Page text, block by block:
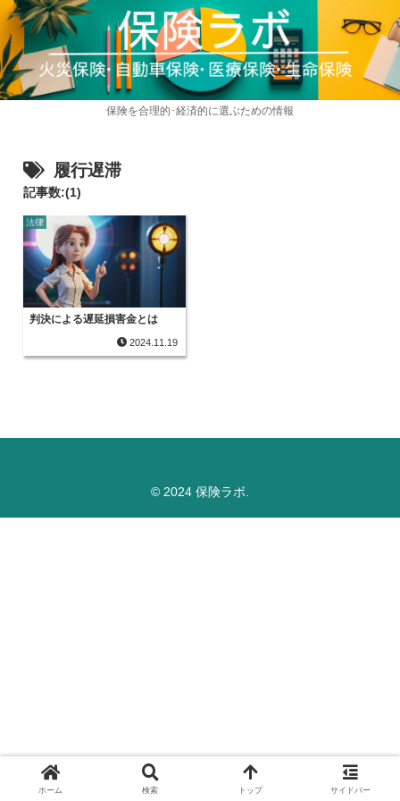
保険を合理的･経済的に選ぶための情報
履行遅滞
記事数:(1)
法律
判決による遅延損害金とは
2024.11.19
© 2024 保険ラボ.
ホーム 検索 トップ サイドバー